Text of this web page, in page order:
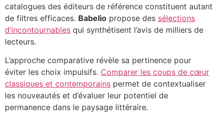
catalogues des éditeurs de référence constituent autant
de filtres efficaces. Babelio propose des sélections
d’incontournables qui synthétisent l’avis de milliers de
lecteurs.
L’approche comparative révèle sa pertinence pour
éviter les choix impulsifs. Comparer les coups de cœur
classiques et contemporains permet de contextualiser
les nouveautés et d’évaluer leur potentiel de
permanence dans le paysage littéraire.